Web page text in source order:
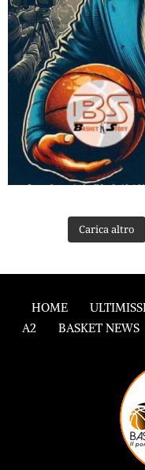
Carica altro
HOME
A2
BASKET NEWS